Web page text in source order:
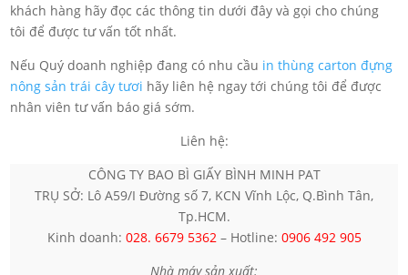
khách hàng hãy đọc các thông tin dưới đây và gọi cho chúng
tôi để được tư vấn tốt nhất.
Nếu Quý doanh nghiệp đang có nhu cầu in thùng carton đựng
nông sản trái cây tươi hãy liên hệ ngay tới chúng tôi để được
nhân viên tư vấn báo giá sớm.
Liên hệ:
CÔNG TY BAO BÌ GIẤY BÌNH MINH PAT
TRỤ SỞ: Lô A59/I Đường số 7, KCN Vĩnh Lộc, Q.Bình Tân,
Tp.HCM.
Kinh doanh: 028. 6679 5362 – Hotline: 0906 492 905
Nhà máy sản xuất: